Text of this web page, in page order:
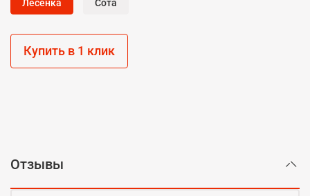
Купить в 1 клик
Лесенка Сота
Отзывы